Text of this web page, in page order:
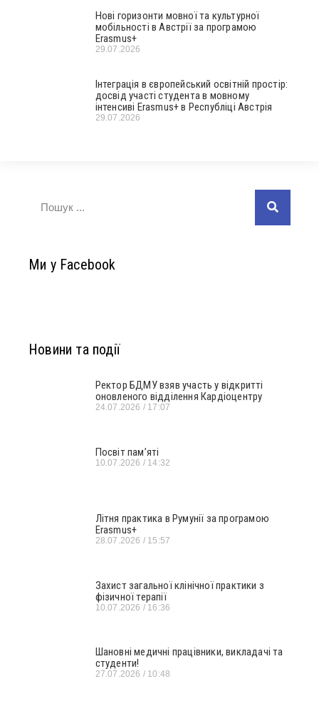
Нові горизонти мовної та культурної
мобільності в Австрії за програмою
Erasmus+
29.07.2026
Інтеграція в європейський освітній простір:
досвід участі студента в мовному
інтенсиві Erasmus+ в Республіці Австрія
29.07.2026
Ми у Facebook
Новини та події
Ректор БДМУ взяв участь у відкритті
оновленого відділення Кардіоцентру
24.07.2026 17:07
Посвіт пам’яті
10.07.2026 14:32
Літня практика в Румунії за програмою
Erasmus+
28.07.2026 15:57
Захист загальної клінічної практики з
фізичної терапії
10.07.2026 16:36
Шановні медичні працівники, викладачі та
студенти!
27.07.2026 10:48